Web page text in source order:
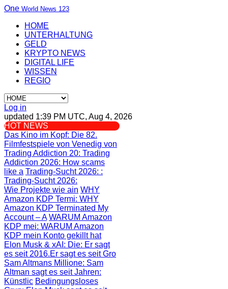
One World News 123
HOME
UNTERHALTUNG
GELD
KRYPTO NEWS
DIGITAL LIFE
WISSEN
REGIO
Log in
updated 1:39 PM UTC, Aug 4, 2026
HOT NEWS
Das Kino im Kopf: Die 82.
Filmfestspiele von Venedig von
Trading Addiction 20: Trading
Addiction 2026: How scams
like a Trading-Sucht 2026: :
Trading-Sucht 2026:
Wie Projekte wie ain WHY
Amazon KDP Termi: WHY
Amazon KDP Terminated My
Account – A WARUM Amazon
KDP mei: WARUM Amazon
KDP mein Konto gekillt hat
Elon Musk & xAI: Die: Er sagt
es seit 2016.Er sagt es seit Gro
Sam Altmans Millione: Sam
Altman sagt es seit Jahren:
Künstlic Bedingungsloses